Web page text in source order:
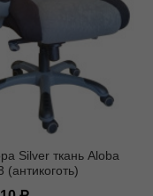
Silver ткань Aloba
(антикоготь)